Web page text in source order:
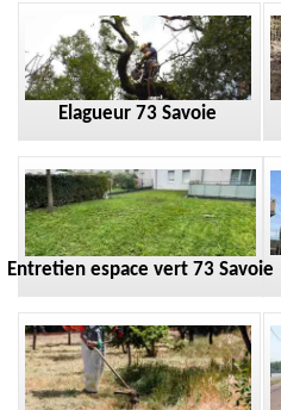
Elagueur 73 Savoie
Entretien espace vert 73 Savoie